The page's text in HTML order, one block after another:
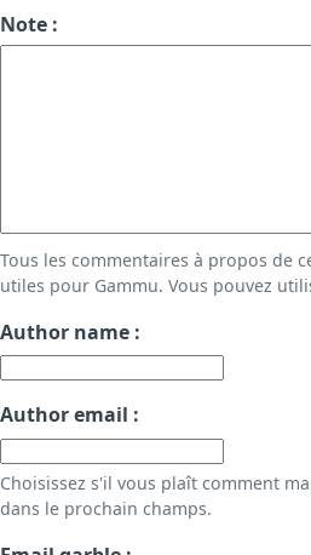
Note :
Tous les commentaires à propos de
utiles pour Gammu. Vous pouvez
Author name :
Author email :
Choisissez s'il vous plaît comment
dans le prochain champs.